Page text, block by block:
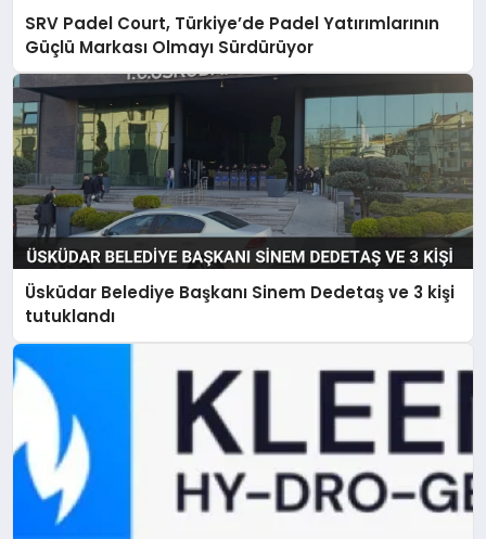
SRV Padel Court, Türkiye’de Padel Yatırımlarının
Güçlü Markası Olmayı Sürdürüyor
Üsküdar Belediye Başkanı Sinem Dedetaş ve 3 kişi
tutuklandı